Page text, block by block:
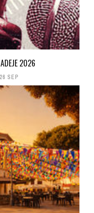
2026
SEP